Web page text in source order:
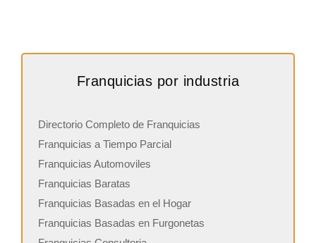
Franquicias por industria
Directorio Completo de Franquicias
Franquicias a Tiempo Parcial
Franquicias Automoviles
Franquicias Baratas
Franquicias Basadas en el Hogar
Franquicias Basadas en Furgonetas